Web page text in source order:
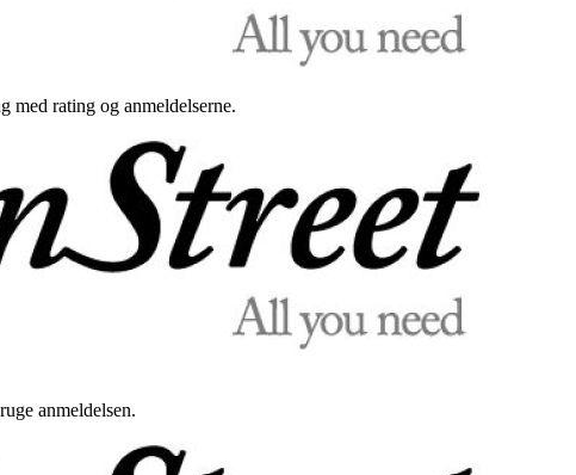
med rating og anmeldelserne.
anmeldelsen.